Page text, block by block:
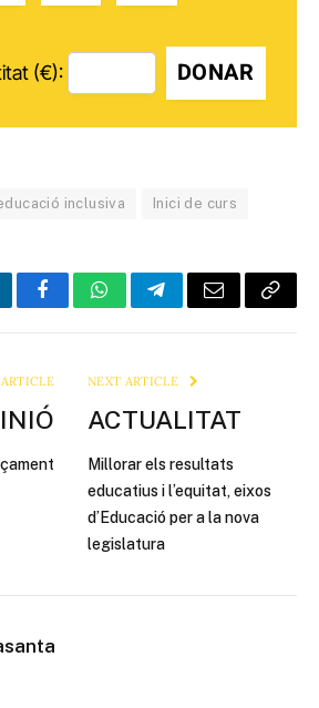
(€): DONAR
inclusiva Inici de curs
FacebookWhatsAppTelegramEmail Copy
NEXT ARTICLE
ACTUALITAT
Millorar els resultats
educatius i l’equitat, eixos
d’Educació per a la nova
legislatura